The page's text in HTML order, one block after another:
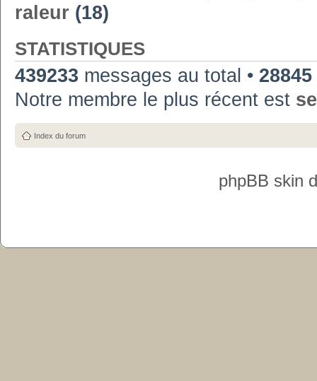
raleur (18)
STATISTIQUES
439233 messages au total • 28845
Notre membre le plus récent est
Index du forum
phpBB skin